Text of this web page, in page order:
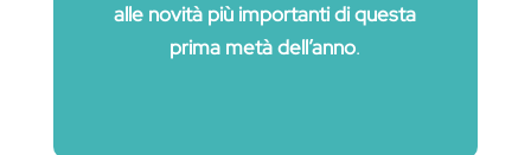
alle novità più importanti di questa
prima metà dell’anno.